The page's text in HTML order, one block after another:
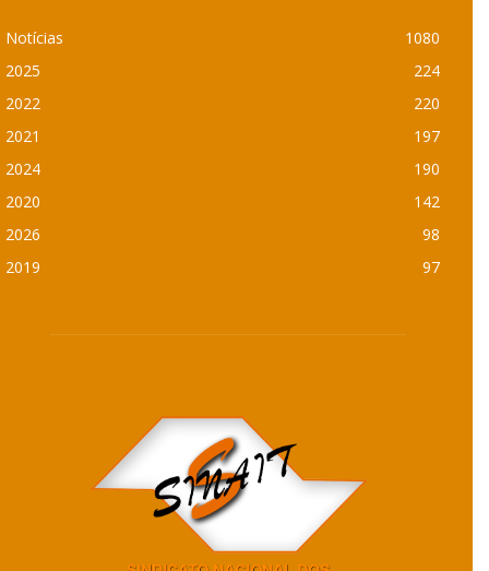
Notícias
1080
2025
224
2022
220
2021
197
2024
190
2020
142
2026
98
2019
97